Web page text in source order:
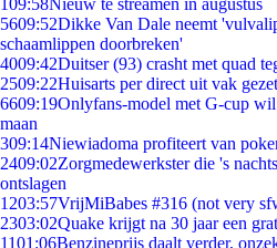
109:58Nieuw te streamen in augustus
5609:52Dikke Van Dale neemt
schaamlippen doorbreken'
4009:42Duitser (93) crasht met quad
2509:22Huisarts per direct uit vak
6609:19Onlyfans-model met G-cup
maan
309:14Niewiadoma profiteert van
2409:02Zorgmedewerkster die 's
ontslagen
1203:57VrijMiBabes #316 (not very
2303:02Quake krijgt na 30 jaar een
1101:06Benzineprijs daalt verder,